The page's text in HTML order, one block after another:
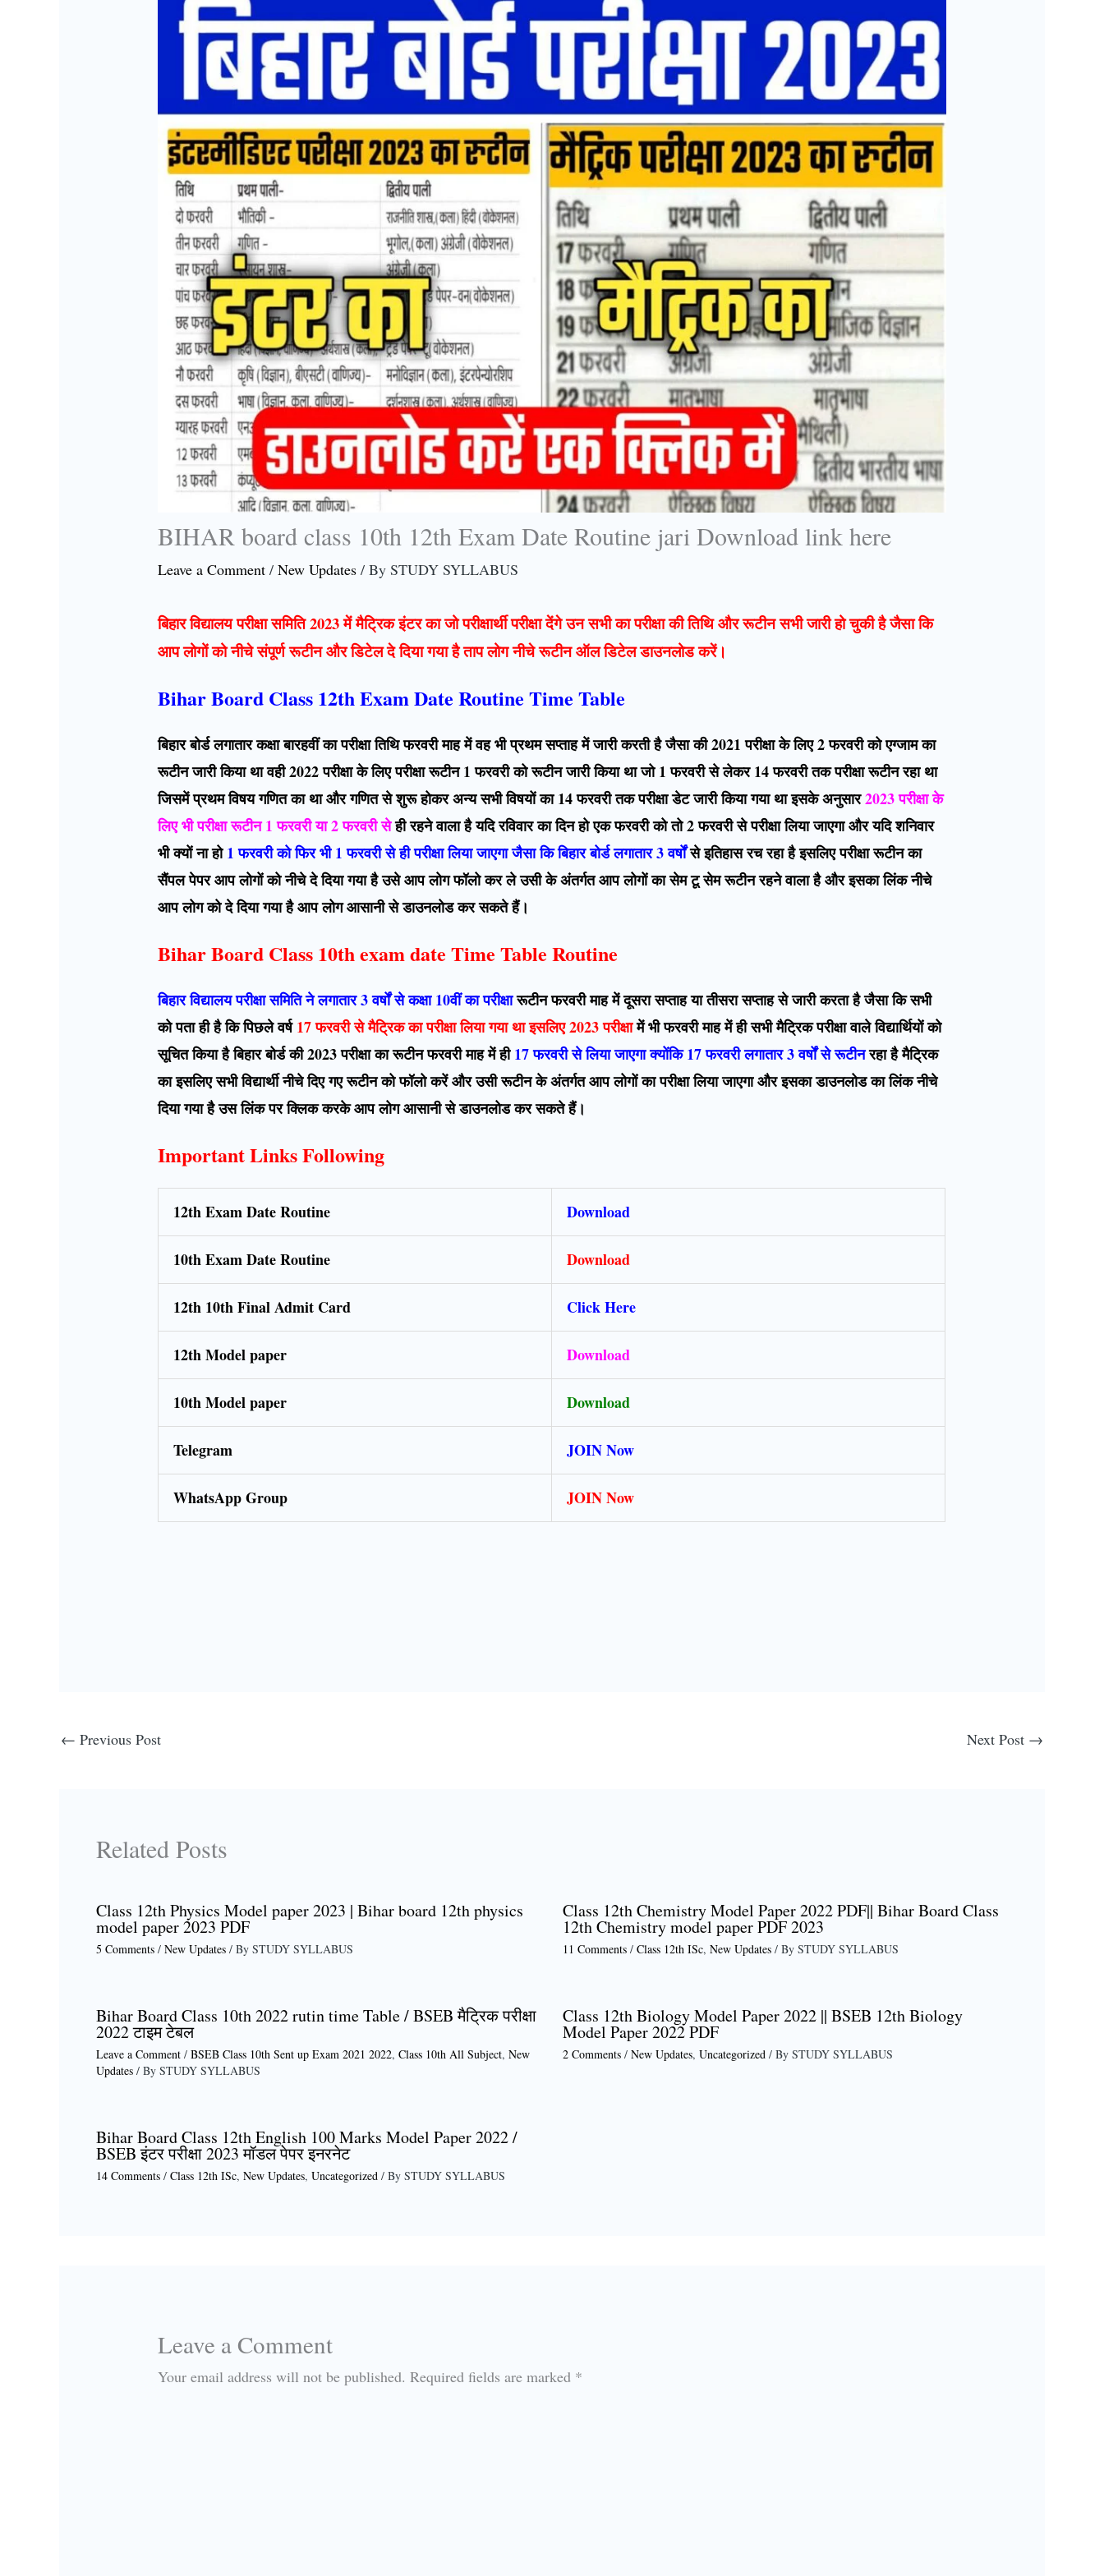
BIHAR board class 10th 12th Exam Date Routine jari Download link here
Leave a Comment /New Updates / BySTUDY SYLLABUS
बिहार विद्यालय परीक्षा समिति 2023 में मैट्रिक इंटर का जो परीक्षार्थी परीक्षा देंगे उन सभी का परीक्षा की तिथि और रूटीन सभी जारी हो चुकी है जैसा कि
आप लोगों को नीचे संपूर्ण रूटीन और डिटेल दे दिया गया है ताप लोग नीचे रूटीन ऑल डिटेल डाउनलोड करें।
Bihar Board Class 12th Exam Date Routine Time Table
बिहार बोर्ड लगातार कक्षा बारहवीं का परीक्षा तिथि फरवरी माह में वह भी प्रथम सप्ताह में जारी करती है जैसा की 2021 परीक्षा के लिए 2 फरवरी को एग्जाम का
रूटीन जारी किया था वही 2022 परीक्षा के लिए परीक्षा रूटीन 1 फरवरी को रूटीन जारी किया था जो 1 फरवरी से लेकर 14 फरवरी तक परीक्षा रूटीन रहा था
जिसमें प्रथम विषय गणित का था और गणित से शुरू होकर अन्य सभी विषयों का 14 फरवरी तक परीक्षा डेट जारी किया गया था इसके अनुसार2023 परीक्षा के
लिए भी परीक्षा रूटीन 1 फरवरी या 2 फरवरी सेही रहने वाला है यदि रविवार का दिन हो एक फरवरी को तो 2 फरवरी से परीक्षा लिया जाएगा और यदि शनिवार
भी क्यों ना हो1 फरवरी को फिर भी 1 फरवरी से ही परीक्षा लिया जाएगा जैसा कि बिहार बोर्ड लगातार 3 वर्षोंसे इतिहास रच रहा है इसलिए परीक्षा रूटीन का
सैंपल पेपर आप लोगों को नीचे दे दिया गया है उसे आप लोग फॉलो कर ले उसी के अंतर्गत आप लोगों का सेम टू सेम रूटीन रहने वाला है और इसका लिंक नीचे
आप लोग को दे दिया गया है आप लोग आसानी से डाउनलोड कर सकते हैं।
Bihar Board Class 10th exam date Time Table Routine
बिहार विद्यालय परीक्षा समिति ने लगातार 3 वर्षों से कक्षा 10वीं का परीक्षारूटीन फरवरी माह में दूसरा सप्ताह या तीसरा सप्ताह से जारी करता है जैसा कि सभी
को पता ही है कि पिछले वर्ष17 फरवरी से मैट्रिक का परीक्षा लिया गया था इसलिए 2023 परीक्षामें भी फरवरी माह में ही सभी मैट्रिक परीक्षा वाले विद्यार्थियों को
सूचित किया है बिहार बोर्ड की 2023 परीक्षा का रूटीन फरवरी माह में ही17 फरवरी से लिया जाएगा क्योंकि 17 फरवरी लगातार 3 वर्षों से रूटीनरहा है मैट्रिक
का इसलिए सभी विद्यार्थी नीचे दिए गए रूटीन को फॉलो करें और उसी रूटीन के अंतर्गत आप लोगों का परीक्षा लिया जाएगा और इसका डाउनलोड का लिंक नीचे
दिया गया है उस लिंक पर क्लिक करके आप लोग आसानी से डाउनलोड कर सकते हैं।
Important Links Following
12th Exam Date Routine Download
10th Exam Date Routine Download
12th 10th Final Admit Card Click Here
12th Model paper Download
10th Model paper Download
Telegram JOIN Now
WhatsApp Group JOIN Now
← Previous Post Next Post →
Related Posts
Class 12th Physics Model paper 2023 | Bihar board 12th physics
model paper 2023 PDF
5 Comments / New Updates / By STUDY SYLLABUS
Class 12th Chemistry Model Paper 2022 PDF|| Bihar Board Class
12th Chemistry model paper PDF 2023
11 Comments / Class 12th ISc, New Updates/ By STUDY SYLLABUS
Bihar Board Class 10th 2022 rutin time Table / BSEB मैट्रिक परीक्षा
2022 टाइम टेबल
Leave a Comment / BSEB Class 10th Sent up Exam 2021 2022, Class 10th All Subject, New
Updates / By STUDY SYLLABUS
Class 12th Biology Model Paper 2022 || BSEB 12th Biology
Model Paper 2022 PDF
2 Comments / New Updates, Uncategorized/ By STUDY SYLLABUS
Bihar Board Class 12th English 100 Marks Model Paper 2022 /
BSEB इंटर परीक्षा 2023 मॉडल पेपर इनरनेट
14 Comments / Class 12th ISc, New Updates, Uncategorized / By STUDY SYLLABUS
Leave a Comment
Your email address will not be published. Required fields are marked *